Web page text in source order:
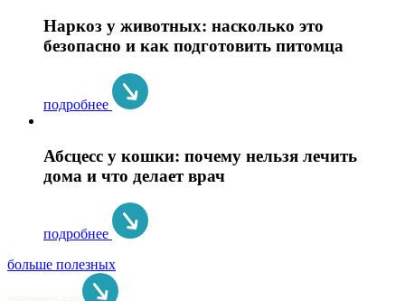
Наркоз у животных: насколько это
безопасно и как подготовить питомца
подробнее
Абсцесс у кошки: почему нельзя лечить
дома и что делает врач
подробнее
больше полезных